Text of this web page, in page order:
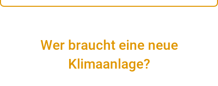
Wer braucht eine neue
Klimaanlage?